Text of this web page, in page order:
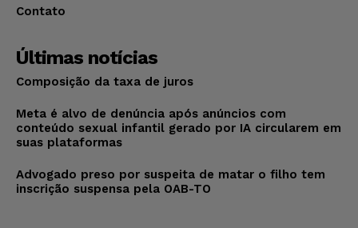
Contato
Últimas notícias
Composição da taxa de juros
Meta é alvo de denúncia após anúncios com
conteúdo sexual infantil gerado por IA circularem em
suas plataformas
Advogado preso por suspeita de matar o filho tem
inscrição suspensa pela OAB-TO